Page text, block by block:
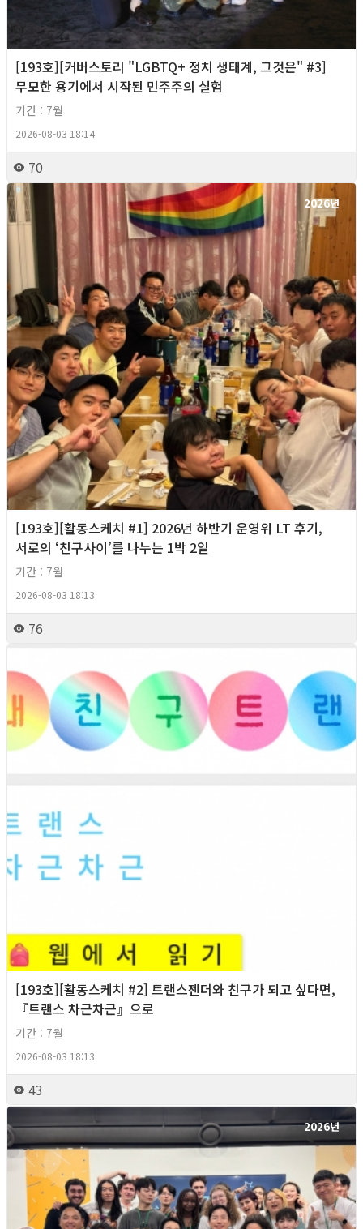
[193호][커버스토리 "LGBTQ+ 정치 생태계, 그것은" #3]
무모한 용기에서 시작된 민주주의 실험
기간 : 7월
2026-08-03 18:14
70
2026년
[193호][활동스케치 #1] 2026년 하반기 운영위 LT 후기,
서로의 ‘친구사이’를 나누는 1박 2일
기간 : 7월
2026-08-03 18:13
76
[193호][활동스케치 #2] 트랜스젠더와 친구가 되고 싶다면,
『트랜스 차근차근』으로
기간 : 7월
2026-08-03 18:13
43
2026년